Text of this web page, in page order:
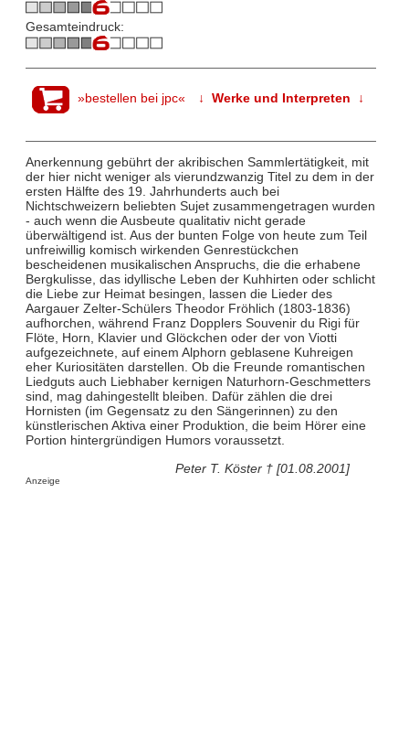
Gesamteindruck:
»bestellen bei jpc« ↓ Werke und Interpreten ↓
Anerkennung gebührt der akribischen Sammlertätigkeit, mit
der hier nicht weniger als vierundzwanzig Titel zu dem in der
ersten Hälfte des 19. Jahrhunderts auch bei
Nichtschweizern beliebten Sujet zusammengetragen wurden
- auch wenn die Ausbeute qualitativ nicht gerade
überwältigend ist. Aus der bunten Folge von heute zum Teil
unfreiwillig komisch wirkenden Genrestückchen
bescheidenen musikalischen Anspruchs, die die erhabene
Bergkulisse, das idyllische Leben der Kuhhirten oder schlicht
die Liebe zur Heimat besingen, lassen die Lieder des
Aargauer Zelter-Schülers Theodor Fröhlich (1803-1836)
aufhorchen, während Franz Dopplers Souvenir du Rigi für
Flöte, Horn, Klavier und Glöckchen oder der von Viotti
aufgezeichnete, auf einem Alphorn geblasene Kuhreigen
eher Kuriositäten darstellen. Ob die Freunde romantischen
Liedguts auch Liebhaber kernigen Naturhorn-Geschmetters
sind, mag dahingestellt bleiben. Dafür zählen die drei
Hornisten (im Gegensatz zu den Sängerinnen) zu den
künstlerischen Aktiva einer Produktion, die beim Hörer eine
Portion hintergründigen Humors voraussetzt.
Peter T. Köster † [01.08.2001]
Anzeige